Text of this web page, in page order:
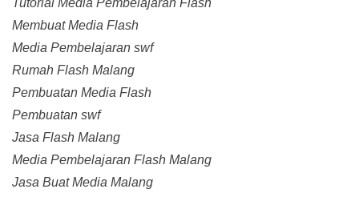
Tutorial Media Pembelajaran Flash
Membuat Media Flash
Media Pembelajaran swf
Rumah Flash Malang
Pembuatan Media Flash
Pembuatan swf
Jasa Flash Malang
Media Pembelajaran Flash Malang
Jasa Buat Media Malang